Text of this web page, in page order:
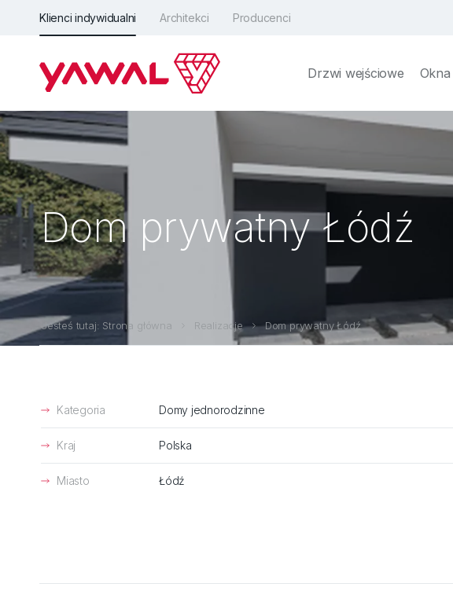
Klienci indywidualni Architekci Producenci
Drzwi wejściowe Okna
Dom prywatny Łódź
Jesteś tutaj: Strona główna Realizacje Dom prywatny Łódź
Kategoria Domy jednorodzinne
Kraj Polska
Miasto Łódź